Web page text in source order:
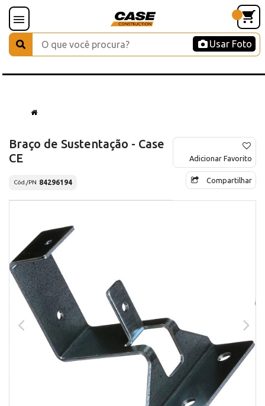
Usar Foto
Braço de Sustentação - Case
CE
Cód./PN 84296194
Adicionar Favorito
Compartilhar